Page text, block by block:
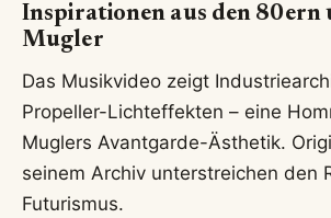
Inspirationen aus den 80ern
Mugler
Das Musikvideo zeigt
Propeller-Lichteffekten – eine
Muglers Avantgarde-Ästhetik.
seinem Archiv unterstreichen den
Futurismus.